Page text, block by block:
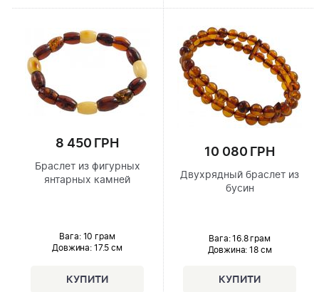
8 450 ГРН
Браслет из фигурных
янтарных камней
Вага: 10 грам
Довжина: 17.5 см
10 080 ГРН
Двухрядный браслет из
бусин
Вага: 16.8 грам
Довжина: 18 см